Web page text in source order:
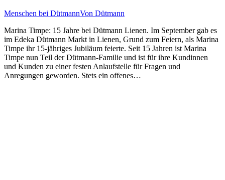
Menschen bei DütmannVon Dütmann
Marina Timpe: 15 Jahre bei Dütmann Lienen. Im September gab es
im Edeka Dütmann Markt in Lienen, Grund zum Feiern, als Marina
Timpe ihr 15-jähriges Jubiläum feierte. Seit 15 Jahren ist Marina
Timpe nun Teil der Dütmann-Familie und ist für ihre Kundinnen
und Kunden zu einer festen Anlaufstelle für Fragen und
Anregungen geworden. Stets ein offenes…